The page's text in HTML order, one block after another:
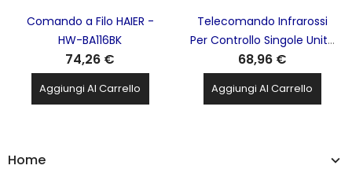
Home
Comando a Filo HAIER -
HW-BA116BK
74,26 €
Aggiungi Al Carrello
Telecomando Infrarossi
Per Controllo Singole Unità
Interne HAIER - YR-HBS01
68,96 €
Aggiungi Al Carrello